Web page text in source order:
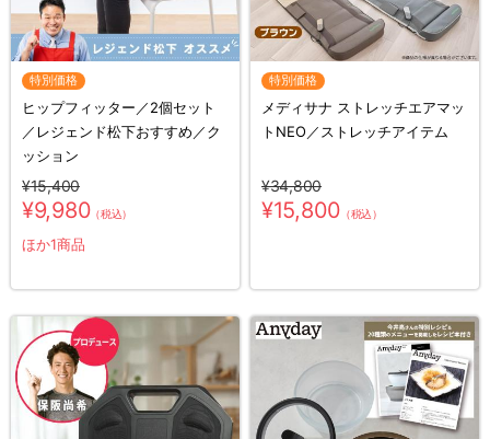
特別価格
ヒップフィッター／2個セット
／レジェンド松下おすすめ／ク
ッション
¥15,400
¥9,980（税込）
ほか1商品
特別価格
メディサナ ストレッチエアマッ
トNEO／ストレッチアイテム
¥34,800
¥15,800（税込）